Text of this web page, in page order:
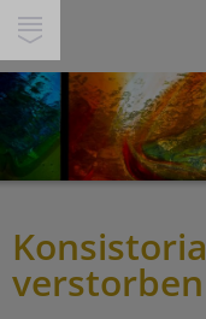
SUCHE
GLAUBEN &
Spiritualität
Feiern
THEMEN
Miteinander
SERVICE & HILFE
verstorben